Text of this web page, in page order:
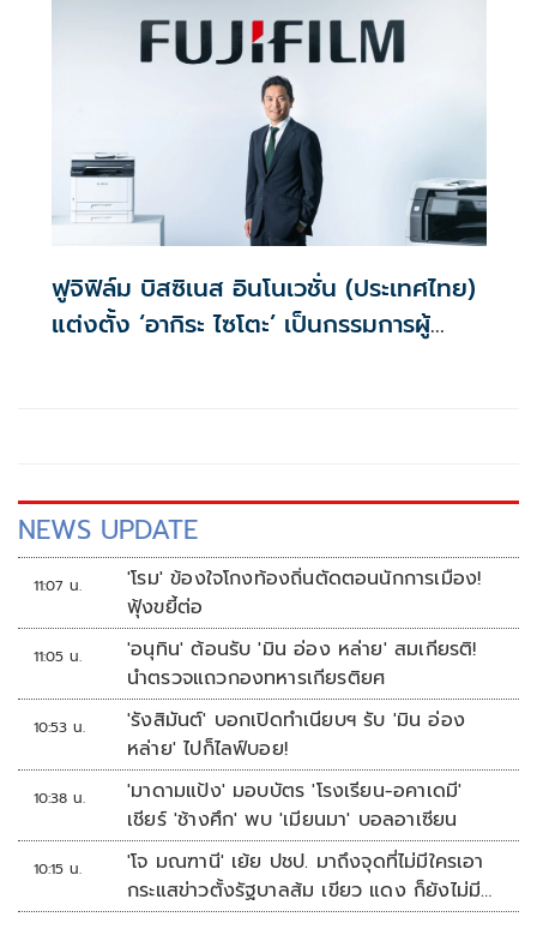
ฟูจิฟิล์ม บิสซิเนส อินโนเวชั่น (ประเทศไทย)
แต่งตั้ง ‘อากิระ ไซโตะ’ เป็นกรรมการผู้
NEWS UPDATE
11:07 น.
'โรม' ข้องใจโกงท้องถิ่นตัดตอนนักการเมือง!
ฟุ้งขยี้ต่อ
11:05 น.
'อนุทิน' ต้อนรับ 'มิน อ่อง หล่าย' สมเกียรติ!
นำตรวจแถวกองทหารเกียรติยศ
10:53 น.
'รังสิมันต์' บอกเปิดทำเนียบฯ รับ 'มิน อ่อง
หล่าย' ไปก็ไลฟ์บอย!
10:38 น.
'มาดามแป้ง' มอบบัตร 'โรงเรียน-อคาเดมี'
เชียร์ 'ช้างศึก' พบ 'เมียนมา' บอลอาเซียน
10:15 น.
'โจ มณฑานี' เย้ย ปชป. มาถึงจุดที่ไม่มีใครเอา
กระแสข่าวตั้งรัฐบาลส้ม เขียว แดง ก็ยังไม่มีฟ้า
เลย